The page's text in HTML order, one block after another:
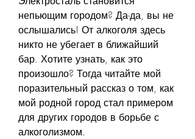
непьющим городом? Да-да, вы не
ослышались! От алкоголя здесь
никто не убегает в ближайший
бар. Хотите узнать, как это
произошло? Тогда читайте мой
поразительный рассказ о том, как
мой родной город стал примером
для других городов в борьбе с
алкоголизмом.